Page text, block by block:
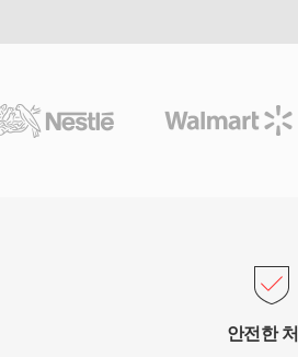
안전한